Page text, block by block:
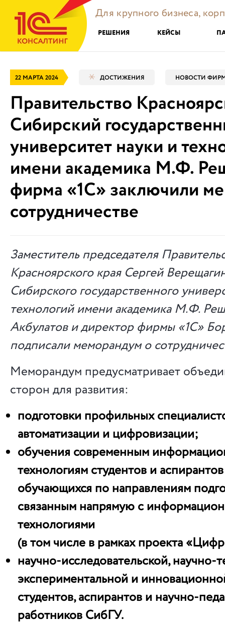
Для крупного бизнеса,
РЕШЕНИЯ КЕЙСЫ
22 МАРТА 2024 ДОСТИЖЕНИЯ НОВОСТИ
Правительство
Сибирский
университет науки и
имени академика М.Ф.
фирма «1С» заключили
сотрудничестве
Заместитель председателя
Красноярского края Сергей
Сибирского государственного
технологий имени академика М.Ф.
Акбулатов и директор фирмы «1С»
подписали меморандум о
Меморандум предусматривает
сторон для развития:
подготовки профильных
автоматизации и цифровизации;
обучения современным
технологиям студентов и
обучающихся по направлениям
связанным напрямую с
технологиями
(в том числе в рамках проекта
научно-исследовательской, научно-
экспериментальной и
студентов, аспирантов и научно-
работников СибГУ.